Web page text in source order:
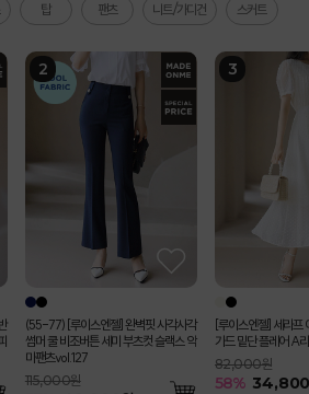
탑 팬츠 니트/가디건 스커트
(55-77) [루이스엔젤] 완벽핏 사각사각
썸머 쿨 비조버튼 세미 부츠컷 슬랙스 악
마팬츠vol.127
115,000원
[루이스엔젤] 세라프
가드 밑단 플레어 A
82,000원
58%